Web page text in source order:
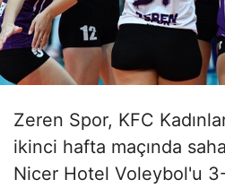
Zeren Spor, KFC
ikinci hafta maçında
Nicer Hotel Voleybol'u